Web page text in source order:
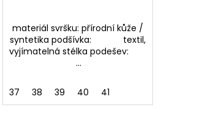
materiál svršku: přírodní kůže /
syntetika podšívka: textil,
vyjímatelná stélka podešev:
...
37 38 39 40 41